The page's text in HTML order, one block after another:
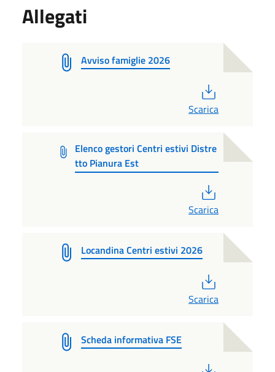
Allegati
Avviso famiglie 2026
Scarica
Elenco gestori Centri estivi Distre
tto Pianura Est
Scarica
Locandina Centri estivi 2026
Scarica
Scheda informativa FSE